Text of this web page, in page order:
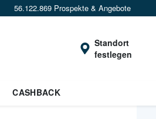
56.122.869 Prospekte & Angebote
Standort
festlegen
CASHBACK